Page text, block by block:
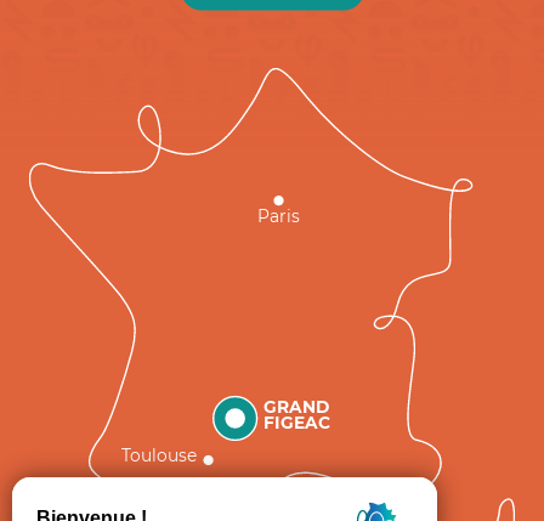
GRAND
FIGEAC
Toulouse
Paris